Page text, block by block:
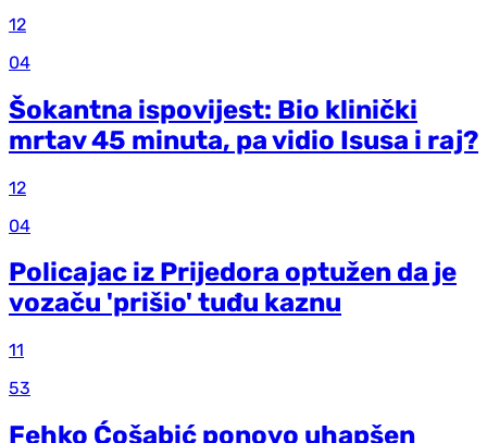
12
04
Šokantna ispovijest: Bio klinički
mrtav 45 minuta, pa vidio Isusa i raj?
12
04
Policajac iz Prijedora optužen da je
vozaču 'prišio' tuđu kaznu
11
53
Fehko Ćošabić ponovo uhapšen